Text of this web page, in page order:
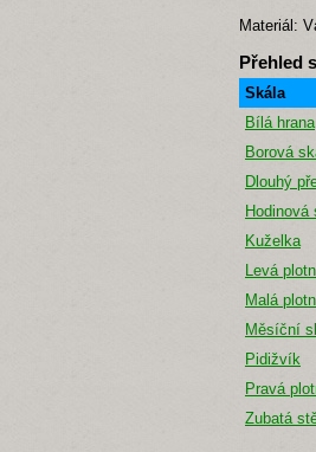
Materiál:
Přehled
Skála
Bílá hrana
Borová
Dlouhý
Hodinová
Kuželka
Levá
Malá
Měsíční
Pidižvík
Pravá
Zubatá